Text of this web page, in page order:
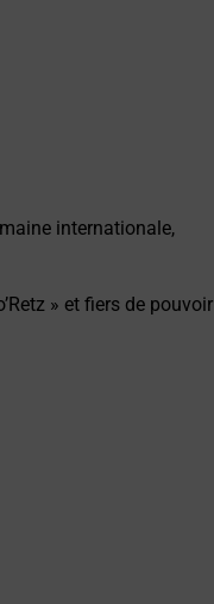
internationale,
» et fiers de pouvoir